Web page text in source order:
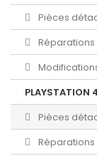
Pièces
Réparations
PLAYSTATION
Pièces
Réparations